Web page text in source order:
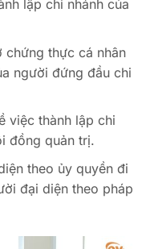
lập chi nhánh của
chứng thực cá nhân
người đứng đầu chi
việc thành lập chi
đồng quản trị.
theo ủy quyền đi
đại diện theo pháp